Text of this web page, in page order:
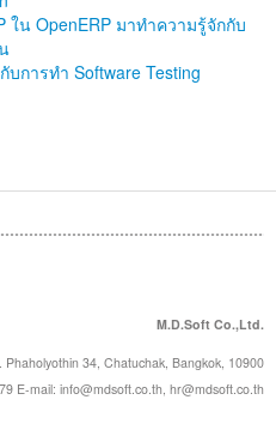
ใน OpenERP มาทำความรู้จักกับ
การทำ Software Testing
M.D.Soft Co.,Ltd.
Phaholyothin 34, Chatuchak, Bangkok, 10900
E-mail: info@mdsoft.co.th, hr@mdsoft.co.th